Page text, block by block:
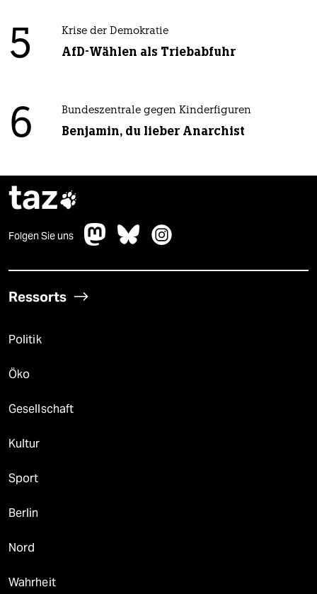
5 Krise der Demokratie
AfD-Wählen als Triebabfuhr
6 Bundeszentrale gegen Kinderfiguren
Benjamin, du lieber Anarchist
taz
Folgen Sie uns
Ressorts
Politik
Öko
Gesellschaft
Kultur
Sport
Berlin
Nord
Wahrheit